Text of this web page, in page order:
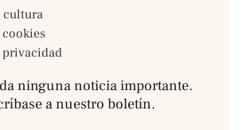
cultura
ninguna noticia importante.
a nuestro boletín.